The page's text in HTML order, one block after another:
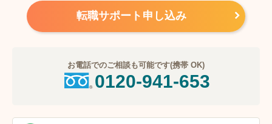
転職サポート申し込み
お電話でのご相談も可能です(携帯 OK)
0120-941-653